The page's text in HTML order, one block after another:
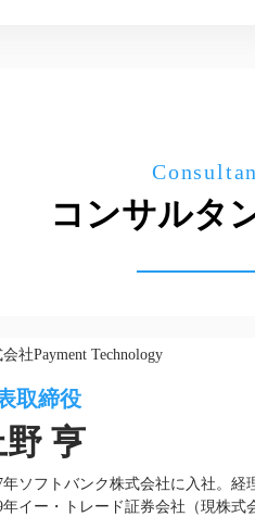
コンサルタ
社Payment Technology
取締役
亨
年ソフトバンク株式会社に入社。経
年イー・トレード証券会社（現株